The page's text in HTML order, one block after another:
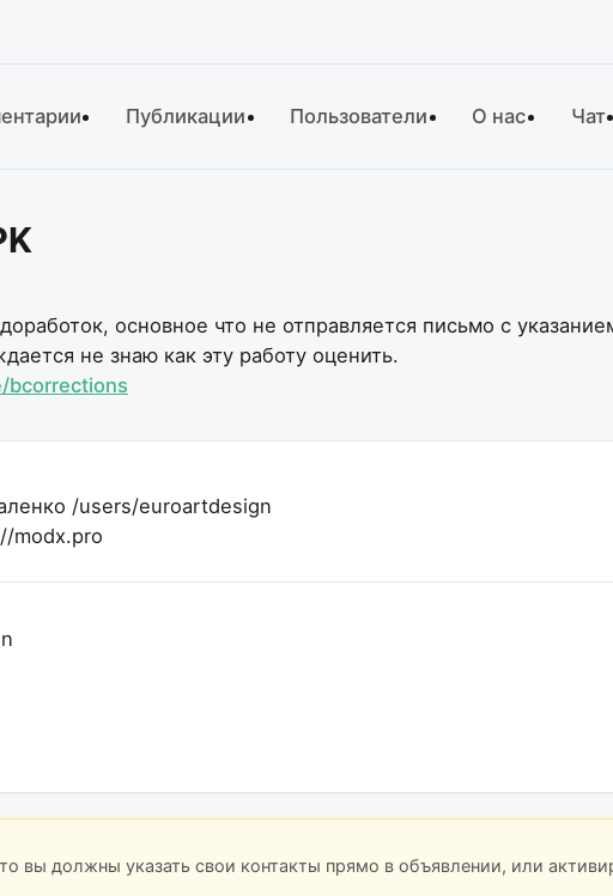
Публикации Пользователи О нас Чат
основное что не отправляется письмо с
не знаю как эту работу оценить.
bcorrections
/users/euroartdesign
modx.pro
вы должны указать свои контакты прямо в объявлении, или